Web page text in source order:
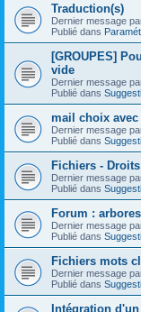
Traduction(s)
Dernier message
Publié dans
[GROUPES]
vide
Dernier message
Publié dans
mail choix avec
Dernier message
Publié dans
Fichiers -
Dernier message
Publié dans
Forum :
Dernier message
Publié dans
Fichiers mots
Dernier message
Publié dans
Intégration